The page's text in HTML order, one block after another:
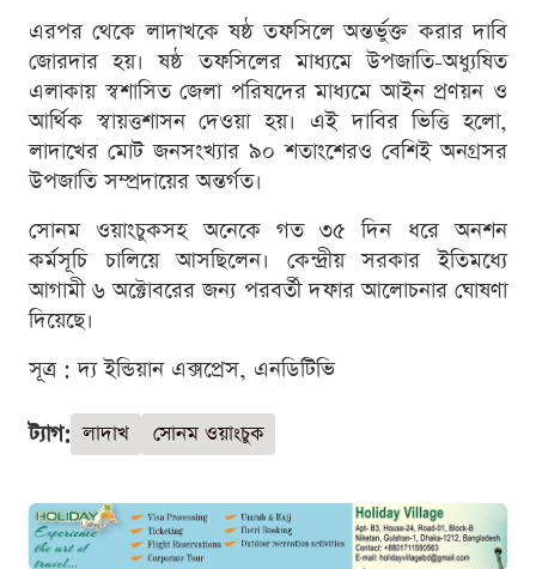
এরপর থেকে লাদাখকে ষষ্ঠ তফসিলে অন্তর্ভুক্ত করার দাবি
জোরদার হয়। ষষ্ঠ তফসিলের মাধ্যমে উপজাতি-অধ্যুষিত
এলাকায় স্বশাসিত জেলা পরিষদের মাধ্যমে আইন প্রণয়ন ও
আর্থিক স্বায়ত্তশাসন দেওয়া হয়। এই দাবির ভিত্তি হলো,
লাদাখের মোট জনসংখ্যার ৯০ শতাংশেরও বেশিই অনগ্রসর
উপজাতি সম্প্রদায়ের অন্তর্গত।
সোনম ওয়াংচুকসহ অনেকে গত ৩৫ দিন ধরে অনশন
কর্মসূচি চালিয়ে আসছিলেন। কেন্দ্রীয় সরকার ইতিমধ্যে
আগামী ৬ অক্টোবরের জন্য পরবর্তী দফার আলোচনার ঘোষণা
দিয়েছে।
সূত্র : দ্য ইন্ডিয়ান এক্সপ্রেস, এনডিটিভি
ট্যাগ: লাদাখ সোনম ওয়াংচুক